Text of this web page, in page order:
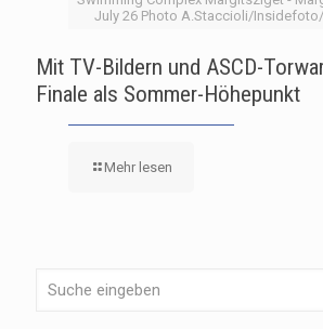
July 26 Photo A.Staccioli/
Mit TV-Bildern und ASCD-
Finale als Sommer-Höhepunkt
Mehr lesen